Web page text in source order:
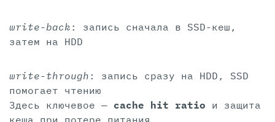
write-back : запись сначала в SSD-кеш,
затем на HDD
write-through : запись сразу на HDD, SSD
помогает чтению
Здесь ключевое — cache hit ratio и защита